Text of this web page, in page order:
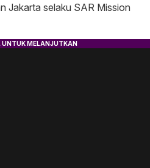
Jakarta selaku SAR Mission